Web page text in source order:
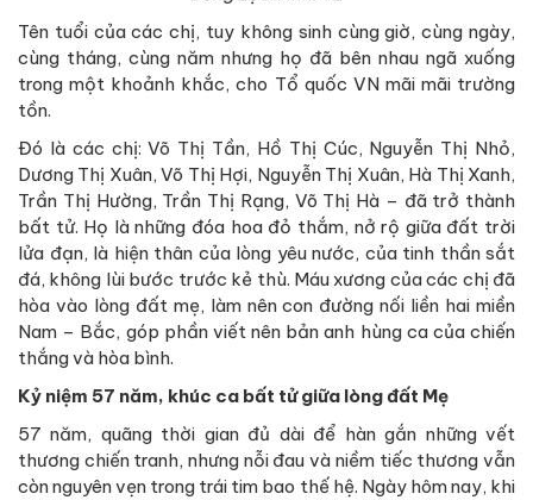
Tên tuổi của các chị, tuy không sinh cùng giờ, cùng ngày,
cùng tháng, cùng năm nhưng họ đã bên nhau ngã xuống
trong một khoảnh khắc, cho Tổ quốc VN mãi mãi trường
tồn.
Đó là các chị: Võ Thị Tần, Hồ Thị Cúc, Nguyễn Thị Nhỏ,
Dương Thị Xuân, Võ Thị Hợi, Nguyễn Thị Xuân, Hà Thị Xanh,
Trần Thị Hường, Trần Thị Rạng, Võ Thị Hà – đã trở thành
bất tử. Họ là những đóa hoa đỏ thắm, nở rộ giữa đất trời
lửa đạn, là hiện thân của lòng yêu nước, của tinh thần sắt
đá, không lùi bước trước kẻ thù. Máu xương của các chị đã
hòa vào lòng đất mẹ, làm nên con đường nối liền hai miền
Nam – Bắc, góp phần viết nên bản anh hùng ca của chiến
thắng và hòa bình.
Kỷ niệm 57 năm, khúc ca bất tử giữa lòng đất Mẹ
57 năm, quãng thời gian đủ dài để hàn gắn những vết
thương chiến tranh, nhưng nỗi đau và niềm tiếc thương vẫn
còn nguyên vẹn trong trái tim bao thế hệ. Ngày hôm nay, khi